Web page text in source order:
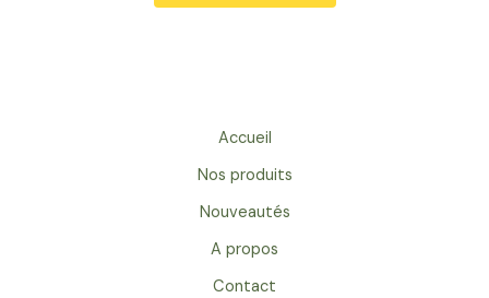
Accueil
Nos produits
Nouveautés
A propos
Contact